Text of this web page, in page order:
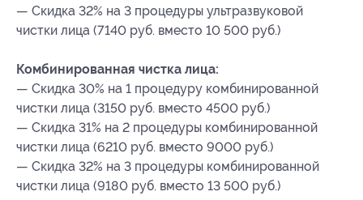
— Скидка 32% на 3 процедуры ультразвуковой
чистки лица (7140 руб. вместо 10 500 руб.)
Комбинированная чистка лица:
— Скидка 30% на 1 процедуру комбинированной
чистки лица (3150 руб. вместо 4500 руб.)
— Скидка 31% на 2 процедуры комбинированной
чистки лица (6210 руб. вместо 9000 руб.)
— Скидка 32% на 3 процедуры комбинированной
чистки лица (9180 руб. вместо 13 500 руб.)